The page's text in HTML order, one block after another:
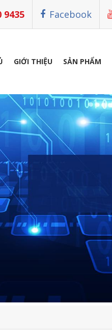
9435 Facebook
GIỚI THIỆU SẢN PHẨM